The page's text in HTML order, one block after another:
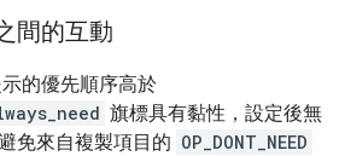
間的互動
的優先順序高於
旗標具有黏性，設定後無
免來自複製項目的 OP_DONT_NEED